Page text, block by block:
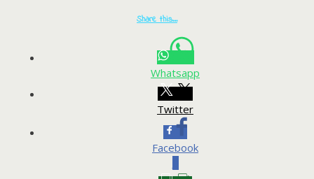
Share this…
Whatsapp
Twitter
Facebook